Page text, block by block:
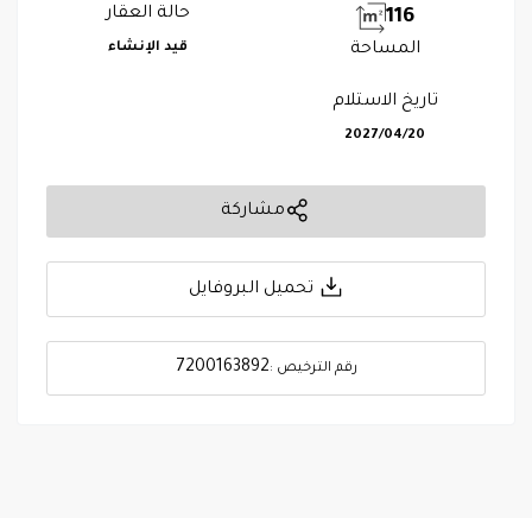
116
المساحة
حالة العقار
قيد الإنشاء
تاريخ الاستلام
2027/04/20
مشاركة
تحميل البروفايل
رقم الترخيص :7200163892